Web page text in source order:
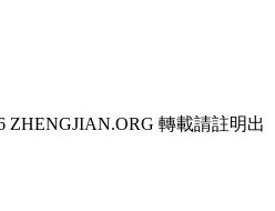
ZHENGJIAN.ORG 轉載請註明出